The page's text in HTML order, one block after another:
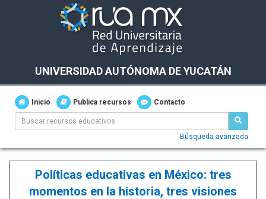
UNIVERSIDAD AUTÓNOMA DE YUCATÁN
Inicio Publica recursos Contacto
Búsqueda avanzada
Políticas educativas en México: tres
momentos en la historia, tres visiones